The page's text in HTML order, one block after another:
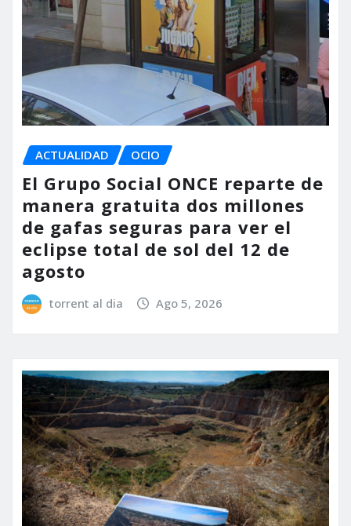
ACTUALIDAD OCIO
El Grupo Social ONCE reparte de
manera gratuita dos millones
de gafas seguras para ver el
eclipse total de sol del 12 de
agosto
torrent al dia Ago 5, 2026